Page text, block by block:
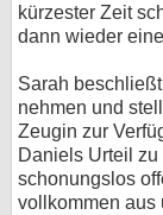
kürzester Zeit
dann wieder
Sarah
nehmen und
Zeugin zur
Daniels Urteil
schonungslos
vollkommen aus